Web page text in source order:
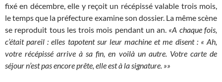
fixé en décembre, elle y reçoit un récépissé valable trois mois,
le temps que la préfecture examine son dossier. La même scène
se reproduit tous les trois mois pendant un an. «A chaque fois,
c’était pareil : elles tapotent sur leur machine et me disent : « Ah,
votre récépissé arrive à sa fin, en voilà un autre. Votre carte de
séjour n’est pas encore prête, elle est à la signature. »»